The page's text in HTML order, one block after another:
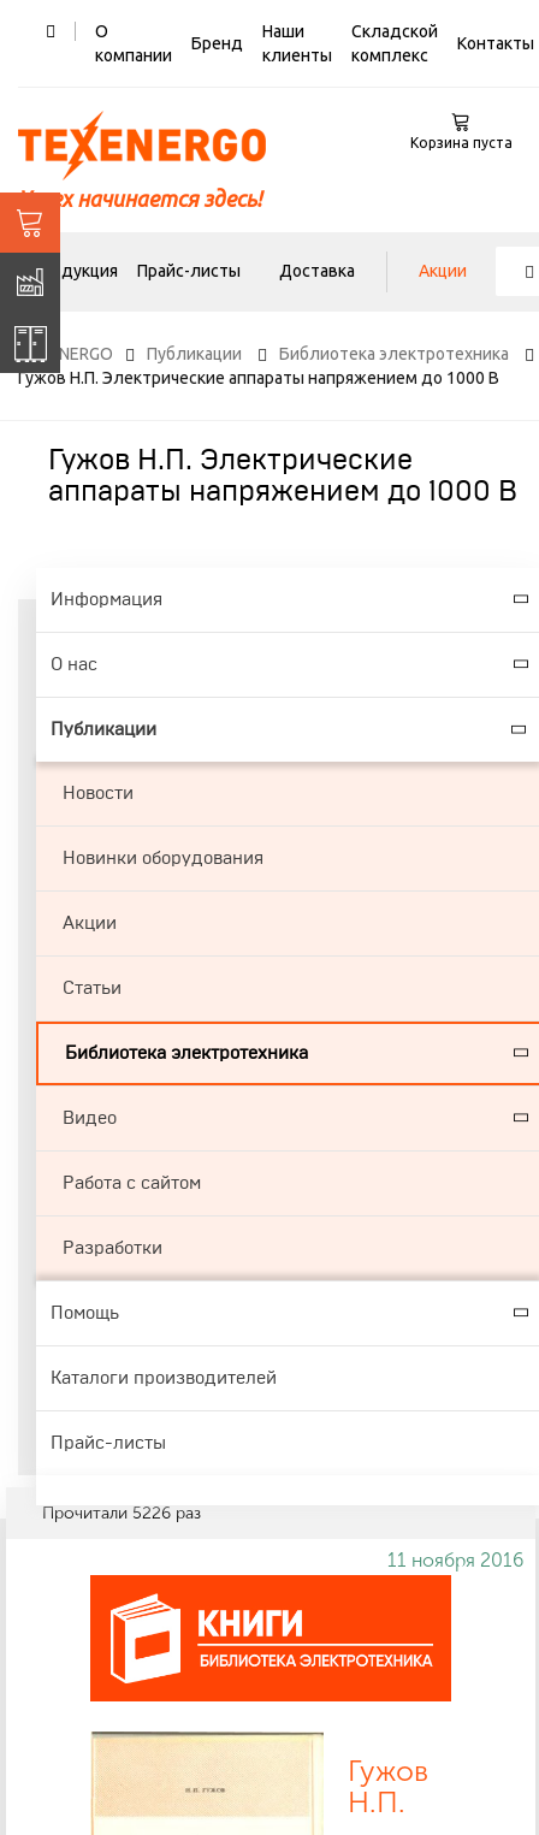
О
компании
Бренд
Наши
клиенты
Складской
комплекс
Контакты
Успех начинается здесь!
Корзина пуста
Продукция Прайс-листы Доставка Акции
TEXENERGO Публикации
Библиотека электротехника
Гужов Н.П. Электрические аппараты напряжением до 1000 В
Гужов Н.П. Электрические
аппараты напряжением до 1000 В
Информация
О нас
Публикации
Новости
Новинки оборудования
Акции
Статьи
Библиотека электротехника
Видео
Работа с сайтом
Разработки
Помощь
Каталоги производителей
Прайс-листы
Прочитали 5226 раз
11 ноября 2016
Гужов
Н.П.